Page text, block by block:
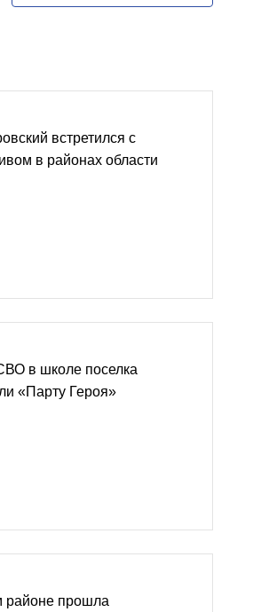
встретился с
в районах области
в школе поселка
«Парту Героя»
районе прошла